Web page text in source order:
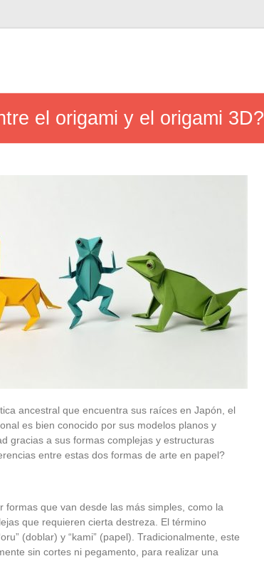
el origami y el origami 3D?
ancestral que encuentra sus raíces en Japón, el
es bien conocido por sus modelos planos y
gracias a sus formas complejas y estructuras
entre estas dos formas de arte en papel?
que van desde las más simples, como la
que requieren cierta destreza. El término
(doblar) y “kami” (papel). Tradicionalmente, este
sin cortes ni pegamento, para realizar una